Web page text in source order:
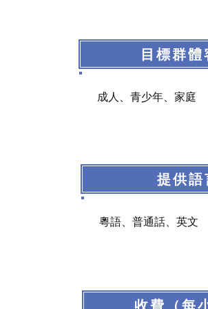
目標群體
成人、青少年、家庭
提供語
粵語、普通話、英文
收費（每